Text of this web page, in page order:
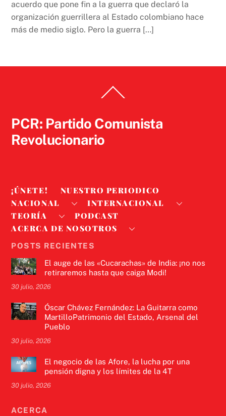
acuerdo que pone fin a la guerra que declaró la
organización guerrillera al Estado colombiano hace
más de medio siglo. Pero la guerra […]
To
PCR: Partido Comunista
Revolucionario
¡ÚNETE!
NUESTRO PERIODICO
NACIONAL
INTERNACIONAL
TEORÍA
PODCAST
ACERCA DE NOSOTROS
POSTS RECIENTES
El auge de las «Cucarachas» de India: ¡no nos
retiraremos hasta que caiga Modi!
30 julio, 2026
Óscar Chávez Fernández: La Guitarra como
MartilloPatrimonio del Estado, Arsenal del
Pueblo
30 julio, 2026
El negocio de las Afore, la lucha por una
pensión digna y los límites de la 4T
30 julio, 2026
ACERCA